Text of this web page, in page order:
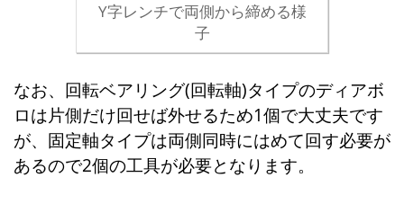
Y字レンチで両側から締める様
子
なお、回転ベアリング(回転軸)タイプのディアボ
ロは片側だけ回せば外せるため1個で大丈夫です
が、固定軸タイプは両側同時にはめて回す必要が
あるので2個の工具が必要となります。